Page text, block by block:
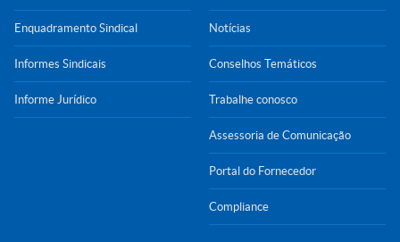
Enquadramento Sindical
Informes Sindicais
Informe Jurídico
Notícias
Conselhos Temáticos
Trabalhe conosco
Assessoria de Comunicação
Portal do Fornecedor
Compliance